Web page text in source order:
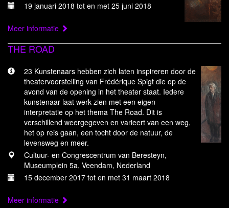
19 januari 2018 tot en met 25 juni 2018
Meer informatie
THE ROAD
23 Kunstenaars hebben zich laten inspireren door de
theatervoorstelling van Frédérique Spigt die op de
avond van de opening in het theater staat. Iedere
kunstenaar laat werk zien met een eigen
interpretatie op het thema The Road. Dit is
verschillend weergegeven en varieert van een weg,
het op reis gaan, een tocht door de natuur, de
levensweg en meer.
Cultuur- en Congrescentrum van Beresteyn,
Museumplein 5a, Veendam, Nederland
15 december 2017 tot en met 31 maart 2018
Meer informatie